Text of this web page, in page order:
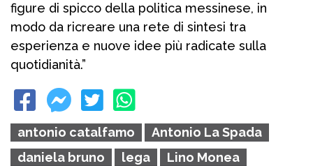
figure di spicco della politica messinese, in
modo da ricreare una rete di sintesi tra
esperienza e nuove idee più radicate sulla
quotidianità.”
antonio catalfamo
Antonio La Spada
daniela bruno
lega
Lino Monea